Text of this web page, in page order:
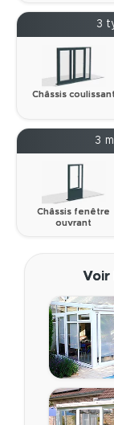
3
Châssis coulissant
3
Châssis fenêtre
ouvrant
Voir